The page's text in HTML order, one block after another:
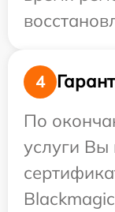
4
По
услуги